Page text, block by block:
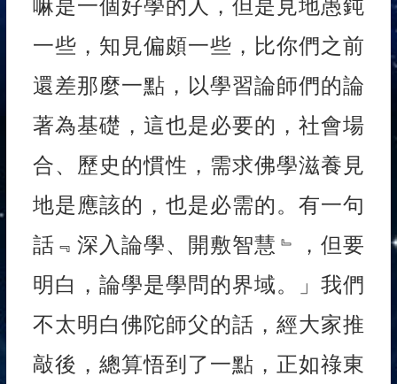
嘛是一個好學的人，但是見地愚鈍
一些，知見偏頗一些，比你們之前
還差那麼一點，以學習論師們的論
著為基礎，這也是必要的，社會場
合、歷史的慣性，需求佛學滋養見
地是應該的，也是必需的。有一句
話﹃深入論學、開敷智慧﹄，但要
明白，論學是學問的界域。」我們
不太明白佛陀師父的話，經大家推
敲後，總算悟到了一點，正如祿東